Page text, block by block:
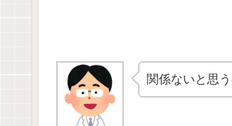
関係ないと思